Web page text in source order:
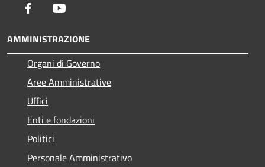
Facebook
AMMINISTRAZIONE
Organi di Governo
Aree Amministrative
Uffici
Enti e fondazioni
Politici
Personale Amministrativo